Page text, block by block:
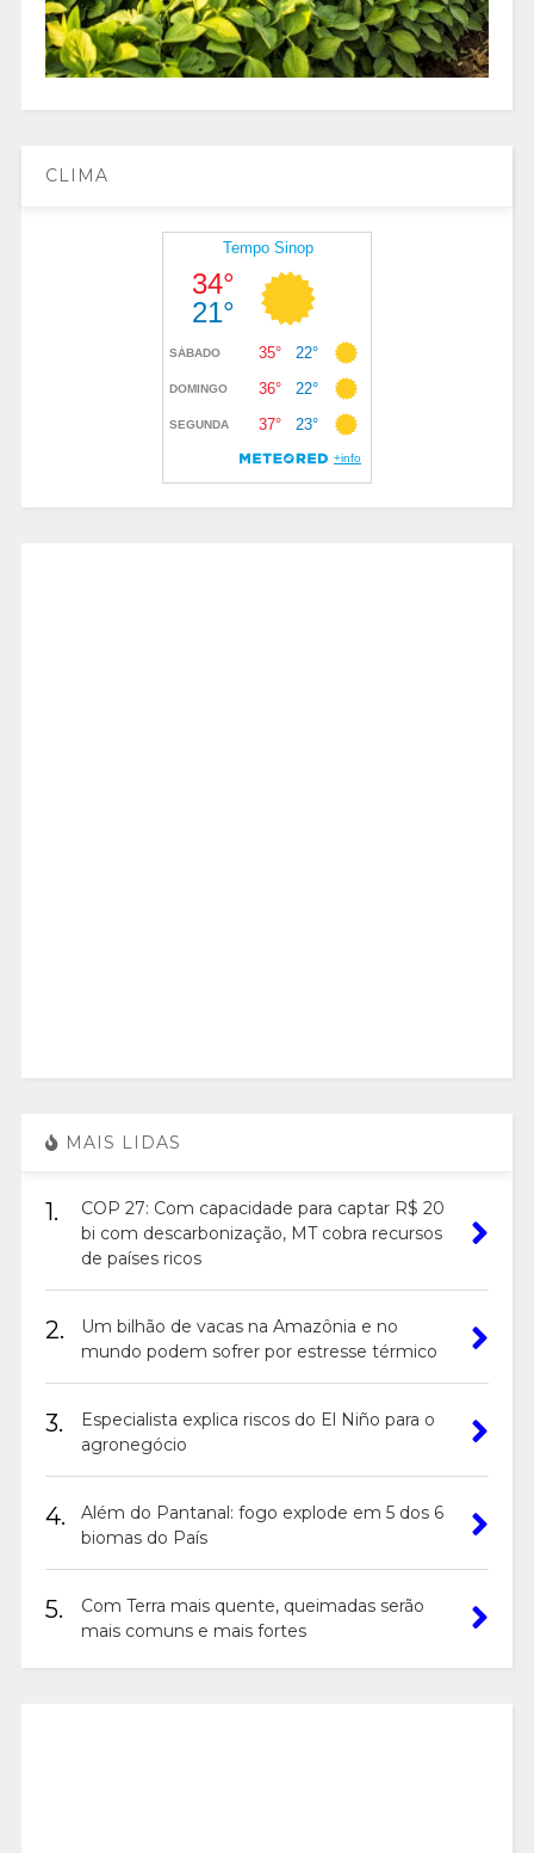
CLIMA
MAIS LIDAS
1.
COP 27: Com capacidade para captar R$ 20
bi com descarbonização, MT cobra recursos
de países ricos
2.
Um bilhão de vacas na Amazônia e no
mundo podem sofrer por estresse térmico
3.
Especialista explica riscos do El Niño para o
agronegócio
4.
Além do Pantanal: fogo explode em 5 dos 6
biomas do País
5.
Com Terra mais quente, queimadas serão
mais comuns e mais fortes